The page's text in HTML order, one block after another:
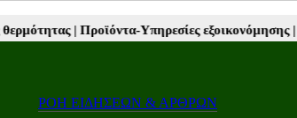
Υπηρεσίες εξοικονόμησης |Β2Β νέα |
ΡΟΗ ΕΙΔΗΣΕΩΝ & ΑΡΘΡΩΝ